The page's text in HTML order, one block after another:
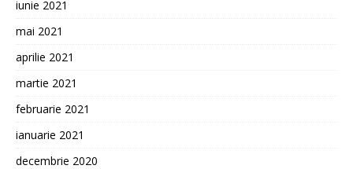
iunie 2021
mai 2021
aprilie 2021
martie 2021
februarie 2021
ianuarie 2021
decembrie 2020